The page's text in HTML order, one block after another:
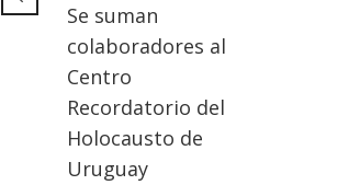
Se suman
colaboradores al
Centro
Recordatorio del
Holocausto de
Uruguay